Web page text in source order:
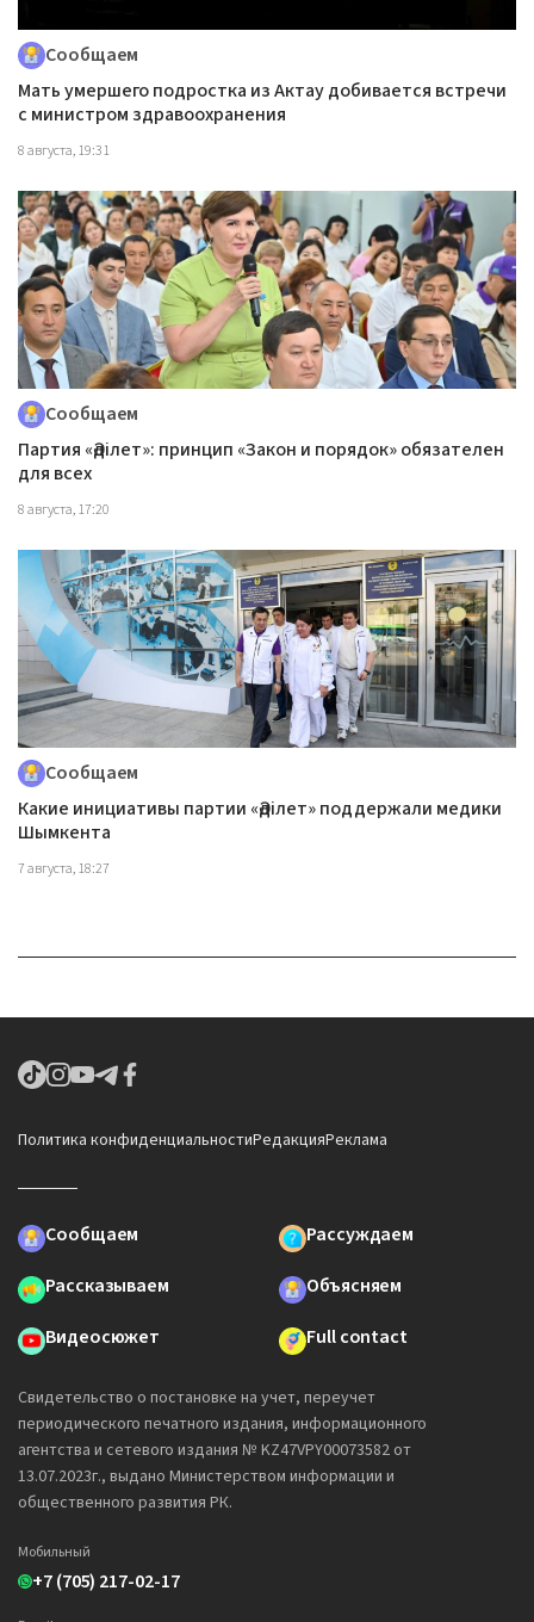
Сообщаем
Мать умершего подростка из Актау добивается встречи
с министром здравоохранения
8 августа, 19:31
Сообщаем
Партия «Әділет»: принцип «Закон и порядок» обязателен
для всех
8 августа, 17:20
Сообщаем
Какие инициативы партии «Әділет» поддержали медики
Шымкента
7 августа, 18:27
Политика конфиденциальностиРедакцияРеклама
Сообщаем
Рассуждаем
Рассказываем
Объясняем
Видеосюжет
Full contact
Свидетельство о постановке на учет, переучет
периодического печатного издания, информационного
агентства и сетевого издания № KZ47VPY00073582 от
13.07.2023г., выдано Министерством информации и
общественного развития РК.
Мобильный
+7 (705) 217-02-17